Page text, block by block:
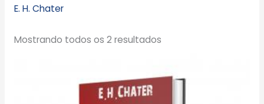
E. H. Chater
Mostrando todos os 2 resultados